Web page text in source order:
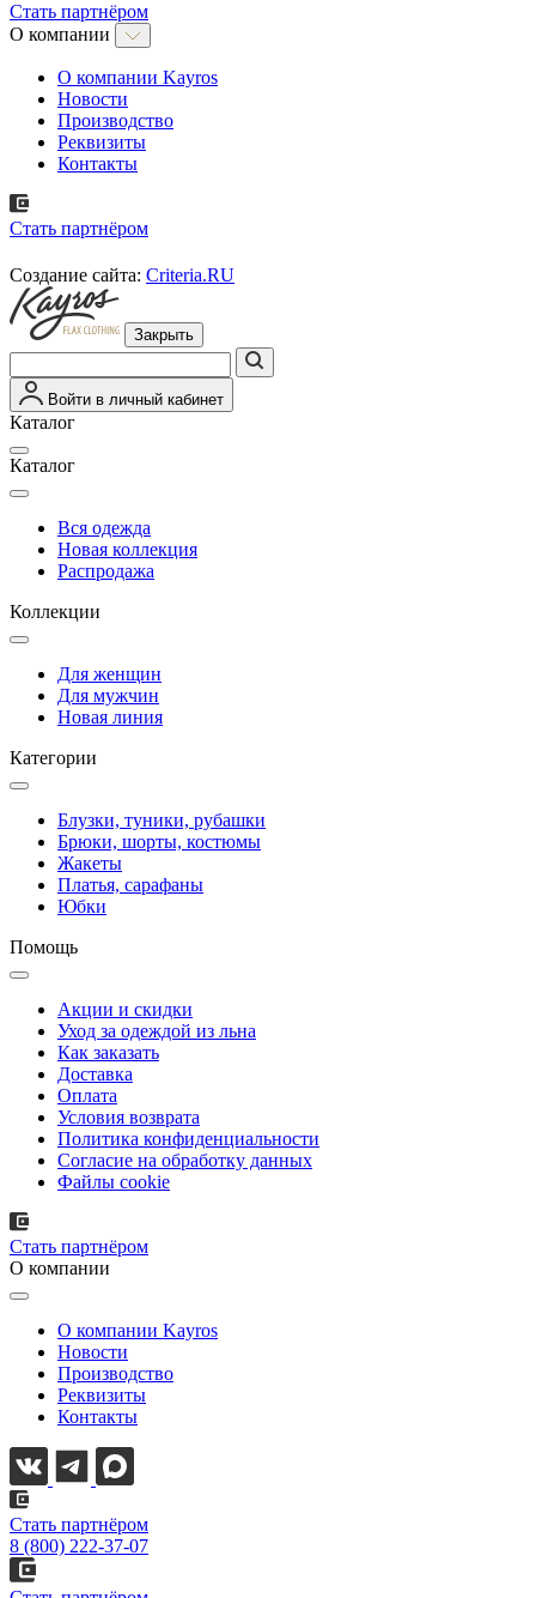
Стать партнёром
О компании
О компании Kayros
Новости
Производство
Реквизиты
Контакты
Стать партнёром
Создание сайта: Criteria.RU
Закрыть
Войти в личный кабинет
Каталог
Каталог
Вся одежда
Новая коллекция
Распродажа
Коллекции
Для женщин
Для мужчин
Новая линия
Категории
Блузки, туники, рубашки
Брюки, шорты, костюмы
Жакеты
Платья, сарафаны
Юбки
Помощь
Акции и скидки
Уход за одеждой из льна
Как заказать
Доставка
Оплата
Условия возврата
Политика конфиденциальности
Согласие на обработку данных
Файлы cookie
Стать партнёром
О компании
О компании Kayros
Новости
Производство
Реквизиты
Контакты
Стать партнёром
8 (800) 222-37-07